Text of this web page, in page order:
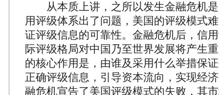
从本质上讲，之所以发生金融危机是
用评级体系出了问题，美国的评级模式
证评级信息的可靠性。金融危机后，信
际评级格局对中国乃至世界发展将产生
的核心作用是，由谁及采用什么举措保
正确评级信息，引导资本流向，实现经
融危机宣告了美国评级模式的失败，其